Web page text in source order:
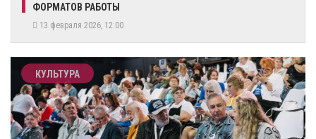
ФОРМАТОВ РАБОТЫ
13 февраля 2026, 12:00
КУЛЬТУРА